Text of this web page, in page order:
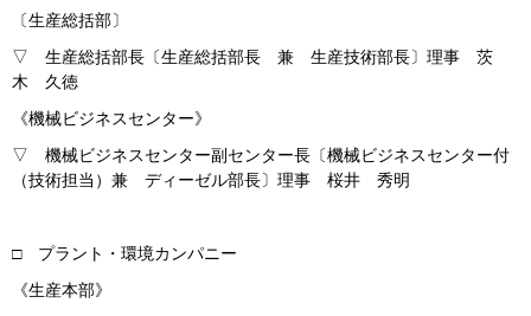
〔生産総括部〕
▽ 生産総括部長〔生産総括部長 兼 生産技術部長〕理事 茨
木 久徳
《機械ビジネスセンター》
▽ 機械ビジネスセンター副センター長〔機械ビジネスセンター付
（技術担当）兼 ディーゼル部長〕理事 桜井 秀明
□ プラント・環境カンパニー
《生産本部》